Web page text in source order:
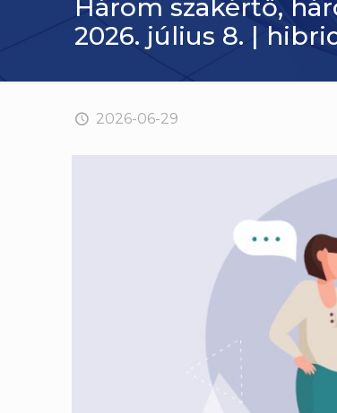
Három szakértő,
2026. július 8. |
2026-06-29